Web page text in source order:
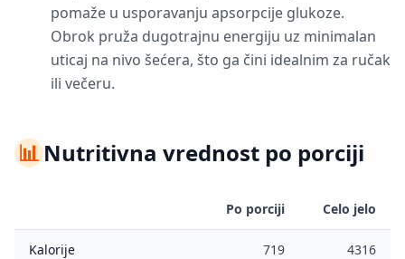
pomaže u usporavanju apsorpcije glukoze.
Obrok pruža dugotrajnu energiju uz minimalan
uticaj na nivo šećera, što ga čini idealnim za ručak
ili večeru.
📊Nutritivna vrednost po porciji
Po porciji Celo jelo
Kalorije 719 4316